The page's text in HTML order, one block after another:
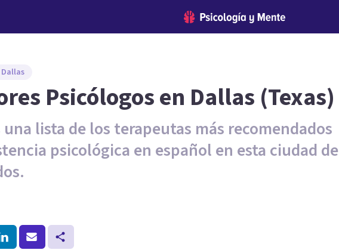
Psicólogos en Dallas (Texas)
lista de los terapeutas más recomendados
psicológica en español en esta ciudad de